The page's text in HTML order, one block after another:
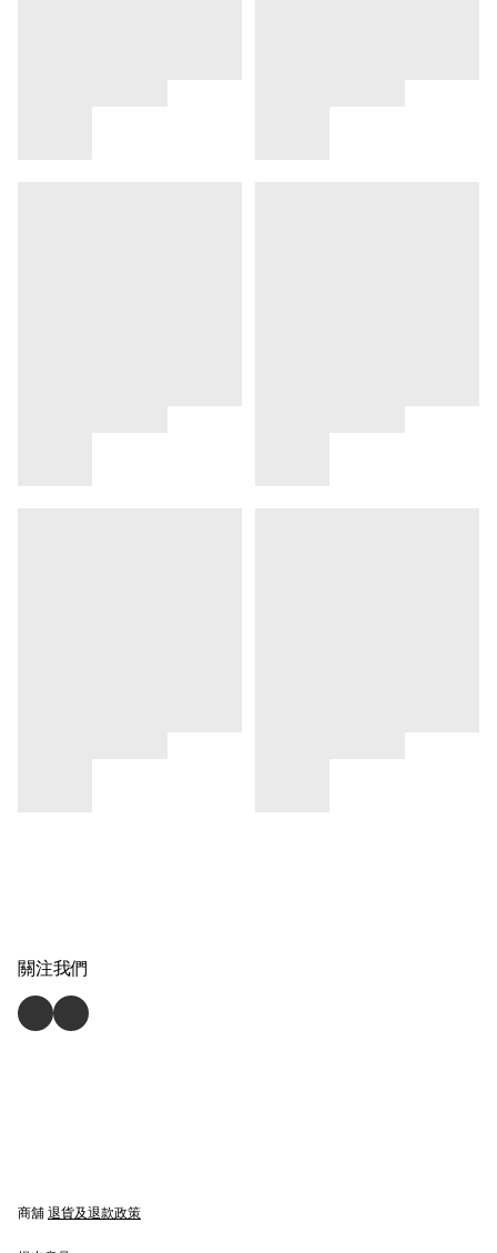
關注我們
商舖 退貨及退款政策